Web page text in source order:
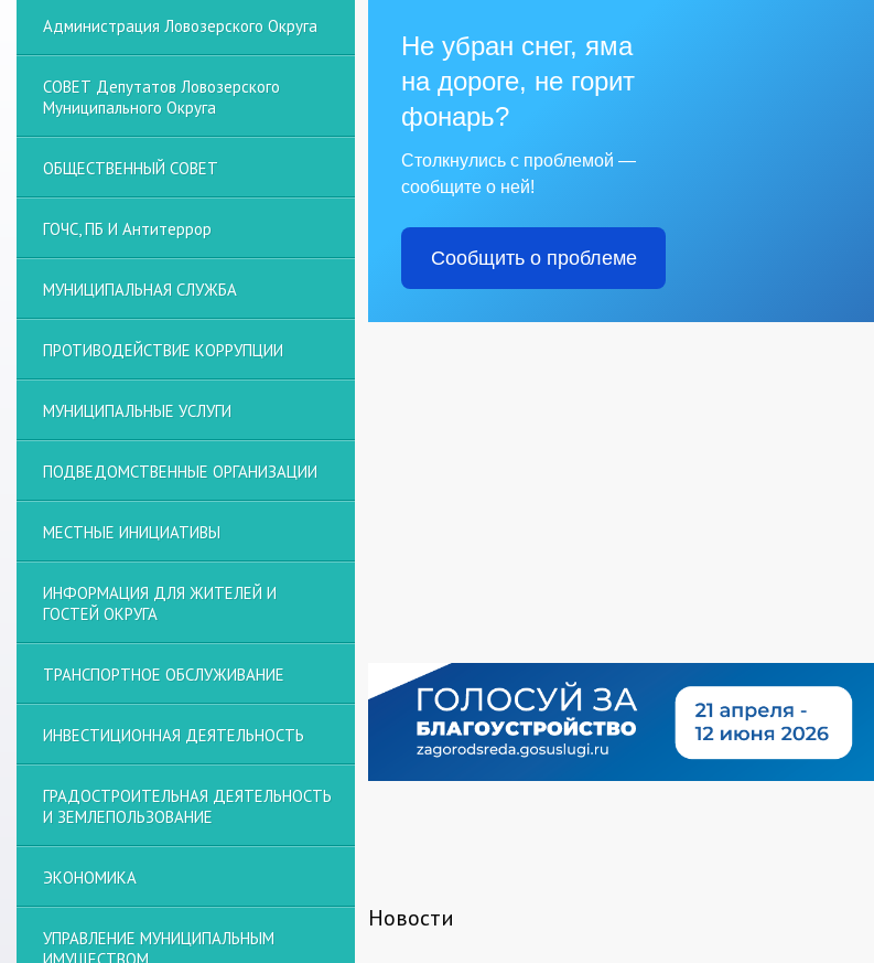
Не убран снег, яма
на дороге, не горит
фонарь?
Столкнулись с проблемой —
сообщите о ней!
Сообщить о проблеме
Новости
Администрация Ловозерского Округа
СОВЕТ Депутатов Ловозерского
Муниципального Округа
ОБЩЕСТВЕННЫЙ СОВЕТ
ГОЧС, ПБ И Антитеррор
МУНИЦИПАЛЬНАЯ СЛУЖБА
ПРОТИВОДЕЙСТВИЕ КОРРУПЦИИ
МУНИЦИПАЛЬНЫЕ УСЛУГИ
ПОДВЕДОМСТВЕННЫЕ ОРГАНИЗАЦИИ
МЕСТНЫЕ ИНИЦИАТИВЫ
ИНФОРМАЦИЯ ДЛЯ ЖИТЕЛЕЙ И
ГОСТЕЙ ОКРУГА
ТРАНСПОРТНОЕ ОБСЛУЖИВАНИЕ
ИНВЕСТИЦИОННАЯ ДЕЯТЕЛЬНОСТЬ
ГРАДОСТРОИТЕЛЬНАЯ ДЕЯТЕЛЬНОСТЬ
И ЗЕМЛЕПОЛЬЗОВАНИЕ
ЭКОНОМИКА
УПРАВЛЕНИЕ МУНИЦИПАЛЬНЫМ